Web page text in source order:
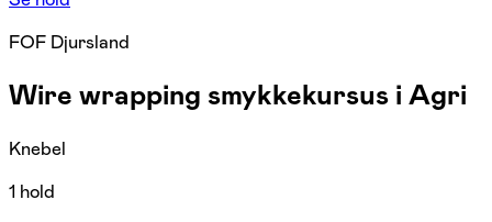
FOF Djursland
Wire wrapping smykkekursus i Agri
Knebel
1 hold